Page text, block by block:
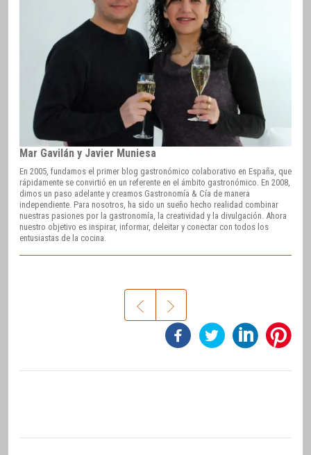
Mar Gavilán y Javier Muniesa
En 2005, fundamos el primer blog gastronómico colaborativo en España, que
rápidamente se convirtió en un referente en el ámbito gastronómico. En 2008,
dimos un paso adelante y creamos Gastronomía & Cía de manera
independiente. Para nosotros, ha sido un sueño hecho realidad combinar
nuestras pasiones por la gastronomía, la creatividad y la divulgación. Ahora
nuestro objetivo es inspirar, informar, deleitar y conectar con todos los
entusiastas de la cocina.